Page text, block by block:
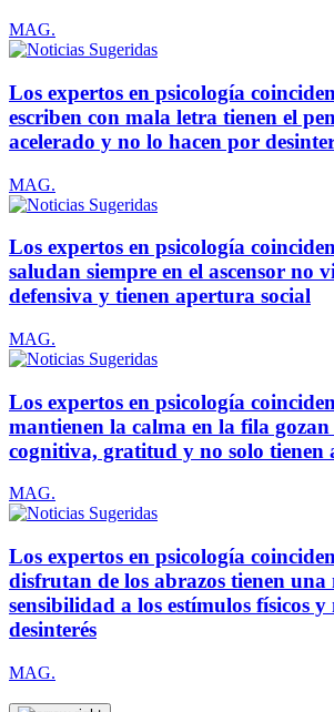
MAG.
Los expertos en psicología
escriben con mala letra tienen el
acelerado y no lo hacen por
MAG.
Los expertos en psicología
saludan siempre en el ascensor no
defensiva y tienen apertura social
MAG.
Los expertos en psicología
mantienen la calma en la fila gozan
cognitiva, gratitud y no solo tienen
MAG.
Los expertos en psicología
disfrutan de los abrazos tienen una
sensibilidad a los estímulos físicos y
desinterés
MAG.